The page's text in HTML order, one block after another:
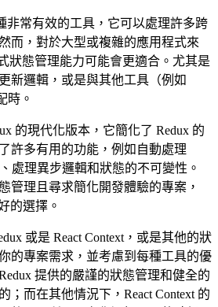
非常有效的工具，它可以處理許多跨
而，對於大型或複雜的應用程式來
狀態管理能力可能會更適合。尤其是
新邏輯，或是與其他工具（例如
時。
的現代化版本，它簡化了 Redux 的
許多有用的功能，例如自動處理
處理異步邏輯和狀態的不可變性。
管理且尋求簡化開發體驗的專案，
的選擇。
或是 React Context，或是其他的狀
的專案需求，並考慮到每種工具的優
提供的嚴謹的狀態管理和健全的
；而在其他情況下，React Context 的